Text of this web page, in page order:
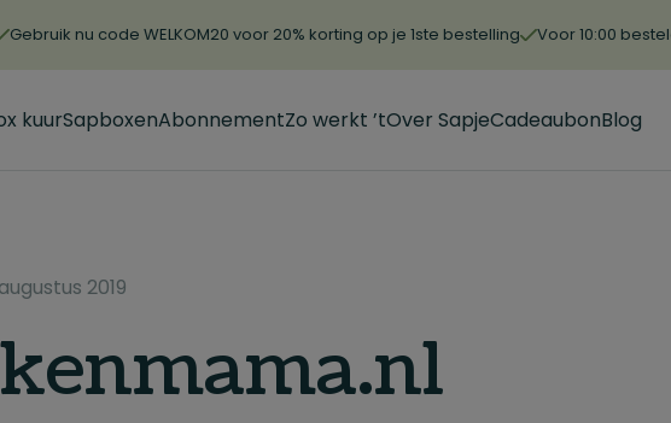
Gebruik nu code WELKOM20 voor 20% korting op je 1ste bestelling Voor 10:00
kuurSapboxenAbonnementZo werkt ’tOver SapjeCadeaubonBlog
2019